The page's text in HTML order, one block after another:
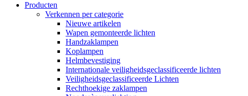
Producten
Verkennen per categorie
Nieuwe artikelen
Wapen gemonteerde lichten
Handzaklampen
Koplampen
Helmbevestiging
Internationale veiligheidsgeclassificeerde lichten
Veiligheidsgeclassificeerde Lichten
Rechthoekige zaklampen